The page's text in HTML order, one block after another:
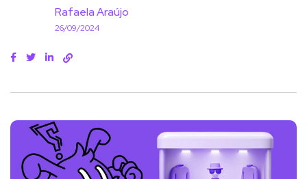
Rafaela Araújo
26/09/2024